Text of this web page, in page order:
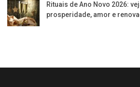
Rituais de Ano Novo 2026:
prosperidade, amor e